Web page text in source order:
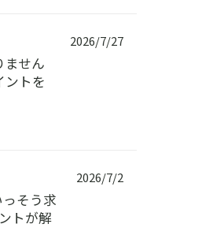
ません
ントを
2026/7/27
そう求
トが解
2026/7/2